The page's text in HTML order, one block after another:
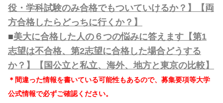
役・学科試験のみ合格でもついていけるか？】【両
方合格したらどっちに行くか？】
■美大に合格した人の６つの悩みに答えます【第1
志望は不合格、第2志望に合格した場合どうする
か？】【国公立と私立、海外、地方と東京の比較】
＊間違った情報を書いている可能性もあるので、募集要項等大学
公式情報で必ずご確認ください。